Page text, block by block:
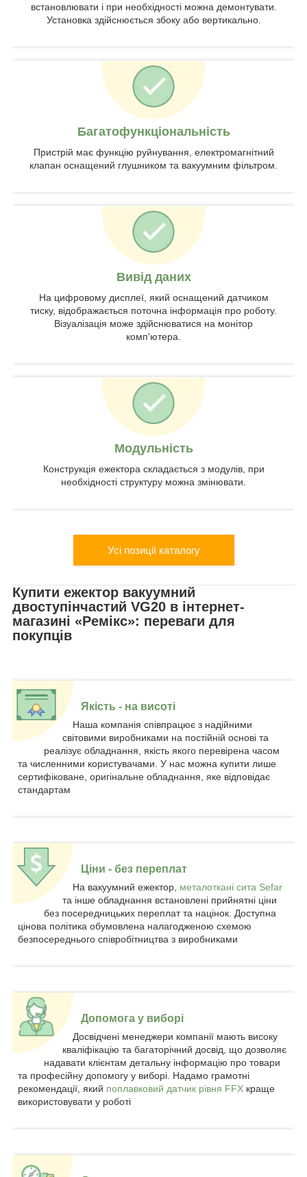
встановлювати і при необхідності можна демонтувати.
Установка здійснюється збоку або вертикально.
Багатофункціональність
Пристрій має функцію руйнування, електромагнітний
клапан оснащений глушником та вакуумним фільтром.
Вивід даних
На цифровому дисплеї, який оснащений датчиком
тиску, відображається поточна інформація про роботу.
Візуалізація може здійснюватися на монітор
комп'ютера.
Модульність
Конструкція ежектора складається з модулів, при
необхідності структуру можна змінювати.
Усі позиції каталогу
Купити ежектор вакуумний
двоступінчастий VG20 в інтернет-
магазині «Ремікс»: переваги для
покупців
Якість - на висоті
Наша компанія співпрацює з надійними
світовими виробниками на постійній основі та
реалізує обладнання, якість якого перевірена часом
та численними користувачами. У нас можна купити лише
сертифіковане, оригінальне обладнання, яке відповідає
стандартам
Ціни - без переплат
На вакуумний ежектор, металоткані сита Sefar
та інше обладнання встановлені прийнятні ціни
без посередницьких переплат та націнок. Доступна
цінова політика обумовлена налагодженою схемою
безпосереднього співробітництва з виробниками
Допомога у виборі
Досвідчені менеджери компанії мають високу
кваліфікацію та багаторічний досвід, що дозволяє
надавати клієнтам детальну інформацію про товари
та професійну допомогу у виборі. Надамо грамотні
рекомендації, який поплавковий датчик рівня FFX краще
використовувати у роботі